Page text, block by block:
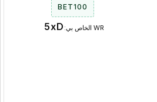
BET100
WR الخاص بي: 5xD